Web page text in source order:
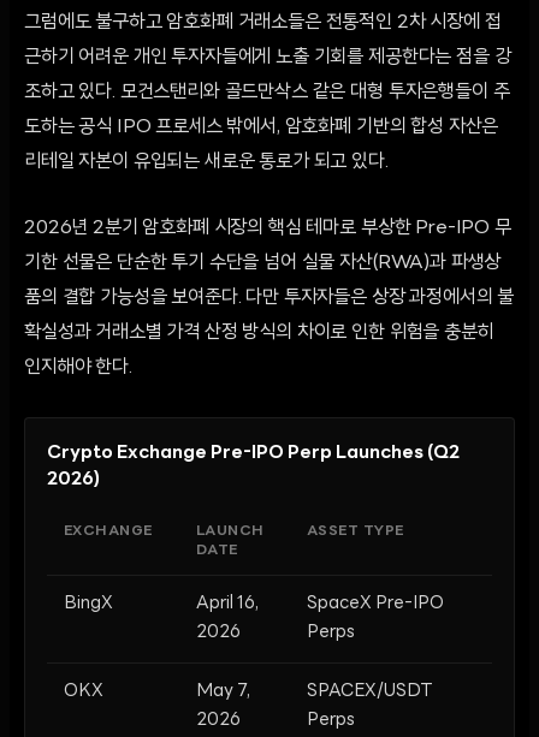
그럼에도 불구하고 암호화폐 거래소들은 전통적인 2차 시장에 접
근하기 어려운 개인 투자자들에게 노출 기회를 제공한다는 점을 강
조하고 있다. 모건스탠리와 골드만삭스 같은 대형 투자은행들이 주
도하는 공식 IPO 프로세스 밖에서, 암호화폐 기반의 합성 자산은
리테일 자본이 유입되는 새로운 통로가 되고 있다.
2026년 2분기 암호화폐 시장의 핵심 테마로 부상한 Pre-IPO 무
기한 선물은 단순한 투기 수단을 넘어 실물 자산(RWA)과 파생상
품의 결합 가능성을 보여준다. 다만 투자자들은 상장 과정에서의 불
확실성과 거래소별 가격 산정 방식의 차이로 인한 위험을 충분히
인지해야 한다.
Crypto Exchange Pre-IPO Perp Launches (Q2
2026)
EXCHANGE
LAUNCH
DATE
ASSET TYPE
BingX
April 16,
2026
SpaceX Pre-IPO
Perps
OKX
May 7,
2026
SPACEX/USDT
Perps